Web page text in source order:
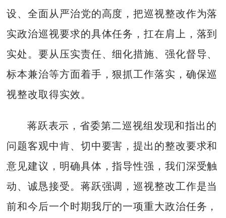
设、全面从严治党的高度，把巡视整改作为落
实政治巡视要求的具体任务，扛在肩上，落到
实处。要从压实责任、细化措施、强化督导、
标本兼治等方面着手，狠抓工作落实，确保巡
视整改取得实效。
蒋跃表示，省委第二巡视组发现和指出的
问题客观中肯、切中要害，提出的整改要求和
意见建议，明确具体，指导性强，我们深受触
动、诚恳接受。蒋跃强调，巡视整改工作是当
前和今后一个时期我厅的一项重大政治任务，